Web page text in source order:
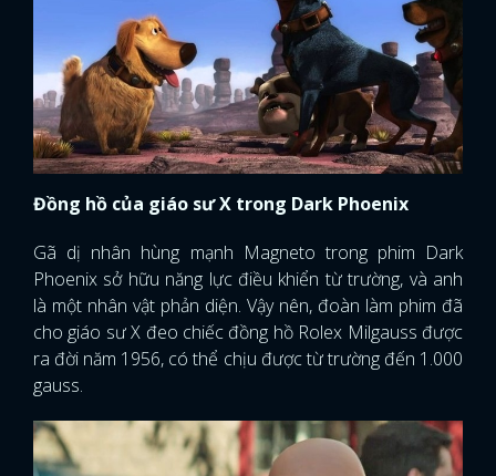
Đồng hồ của giáo sư X trong Dark Phoenix
Gã dị nhân hùng mạnh Magneto trong phim Dark
Phoenix sở hữu năng lực điều khiển từ trường, và anh
là một nhân vật phản diện. Vậy nên, đoàn làm phim đã
cho giáo sư X đeo chiếc đồng hồ Rolex Milgauss được
ra đời năm 1956, có thể chịu được từ trường đến 1.000
gauss.